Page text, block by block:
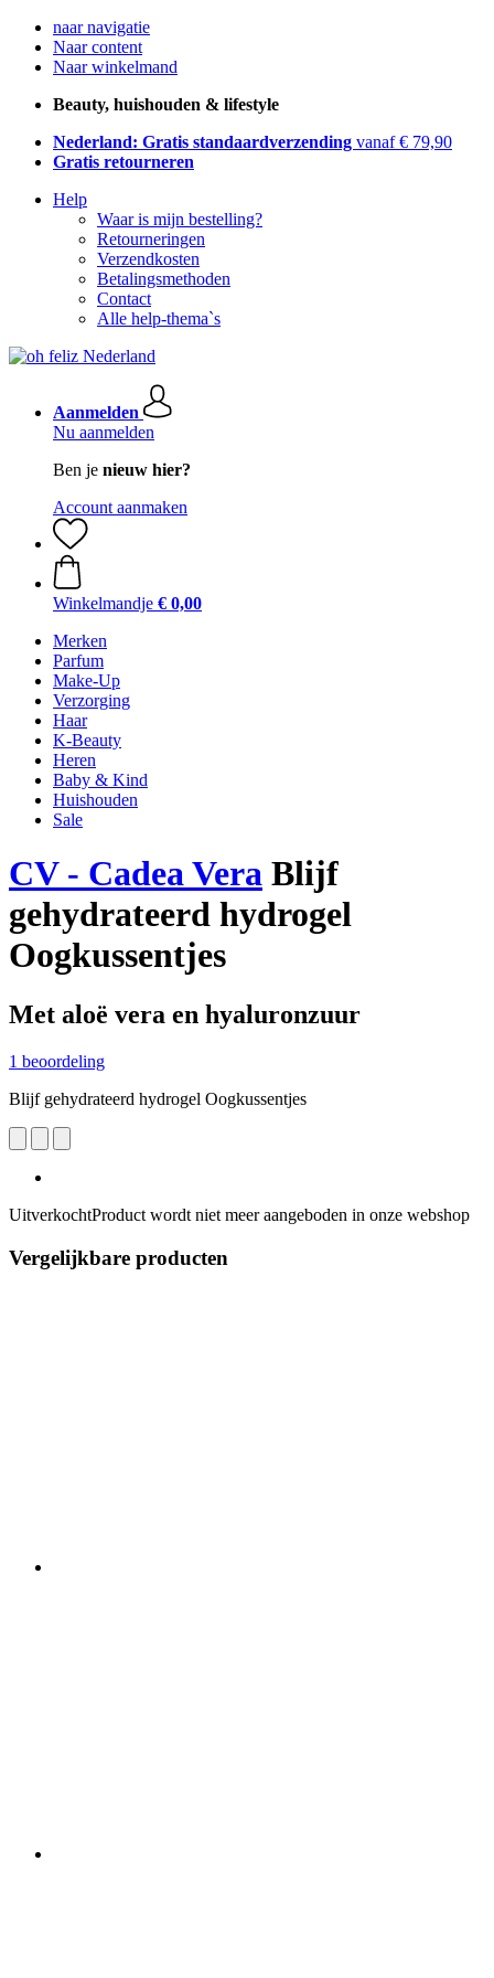
naar navigatie
Naar content
Naar winkelmand
Beauty, huishouden & lifestyle
Nederland: Gratis standaardverzending vanaf € 79,90
Gratis retourneren
Help
Waar is mijn bestelling?
Retourneringen
Verzendkosten
Betalingsmethoden
Contact
Alle help-thema`s
Aanmelden
Nu aanmelden
Ben je nieuw hier?
Account aanmaken
Winkelmandje € 0,00
Merken
Parfum
Make-Up
Verzorging
Haar
K-Beauty
Heren
Baby & Kind
Huishouden
Sale
CV - Cadea Vera Blijf
gehydrateerd hydrogel
Oogkussentjes
Met aloë vera en hyaluronzuur
1 beoordeling
Blijf gehydrateerd hydrogel Oogkussentjes
UitverkochtProduct wordt niet meer aangeboden in onze webshop
Vergelijkbare producten